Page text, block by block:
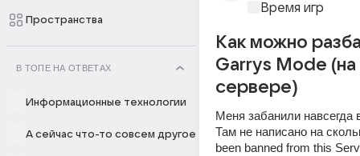
Пространства
В ТОПЕ НА ОТВЕТАХ
Информационные технологии
А сейчас что-то совсем другое
Время игр
Как можно
Garrys Mode (на
сервере)
Меня забанили навсегда
Там не написано на
been banned from this